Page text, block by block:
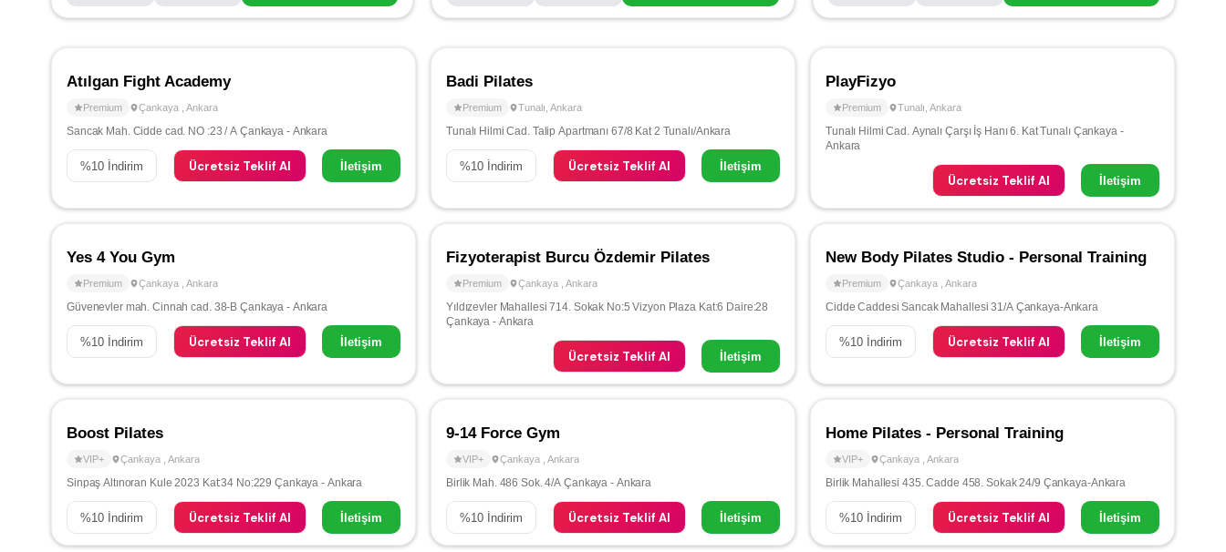
Atılgan Fight Academy
Premium Çankaya Ankara
Sancak Mah. Cidde cad. NO :23 / A Çankaya - Ankara
%10 İndirim Ücretsiz Teklif Al İletişim
Badi Pilates
Premium Tunalı Ankara
Tunalı Hilmi Cad. Talip Apartmanı 67/8 Kat 2 Tunalı/Ankara
%10 İndirim Ücretsiz Teklif Al İletişim
PlayFizyo
Premium Tunalı Ankara
Tunalı Hilmi Cad. Aynalı Çarşı İş Hanı 6. Kat Tunalı Çankaya -
Ankara
Ücretsiz Teklif Al İletişim
Yes 4 You Gym
Premium Çankaya Ankara
Güvenevler mah. Cinnah cad. 38-B Çankaya - Ankara
%10 İndirim Ücretsiz Teklif Al İletişim
Fizyoterapist Burcu Özdemir Pilates
Premium Çankaya Ankara
Yıldızevler Mahallesi 714. Sokak No:5 Vizyon Plaza Kat:6 Daire:28
Çankaya - Ankara
Ücretsiz Teklif Al İletişim
New Body Pilates Studio - Personal Training
Premium Çankaya Ankara
Cidde Caddesi Sancak Mahallesi 31/A Çankaya-Ankara
%10 İndirim Ücretsiz Teklif Al İletişim
Boost Pilates
VIP+ Çankaya Ankara
Sinpaş Altınoran Kule 2023 Kat:34 No:229 Çankaya - Ankara
%10 İndirim Ücretsiz Teklif Al İletişim
9-14 Force Gym
VIP+ Çankaya Ankara
Birlik Mah. 486 Sok. 4/A Çankaya - Ankara
%10 İndirim Ücretsiz Teklif Al İletişim
Home Pilates - Personal Training
VIP+ Çankaya Ankara
Birlik Mahallesi 435. Cadde 458. Sokak 24/9 Çankaya-Ankara
%10 İndirim Ücretsiz Teklif Al İletişim